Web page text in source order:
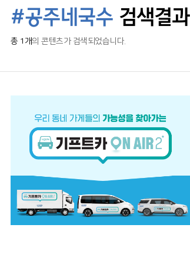
#공주네국수 검색결과
총 1개의 콘텐츠가 검색되었습니다.